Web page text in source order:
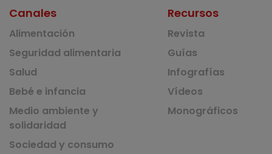
Canales
Alimentación
Seguridad alimentaria
Salud
Bebé e infancia
Medio ambiente y
solidaridad
Sociedad y consumo
Recursos
Revista
Guías
Infografías
Vídeos
Monográficos